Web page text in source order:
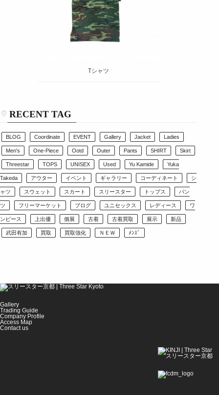
Tシャツ
RECENT TAG
BLOG Coordinate EVENT Gallery Jacket Ladies
Men's One-Piece Ootd Outer Pants SHIRT Skirt
Threestar TOPS UNISEX Used Yu Kamide Yuka
Takeda アウター イベント ギャラリー コーディネート シ
ャツ スウェット スカート スリースター トップス パン
ツ フリーマーケット ブログ ユニセックス レディース ワ
ンピース 上出優 個展 古着 古着買取 展示 新品
武田有加 買取 買取強化 ＮＥＷ ﾒﾝｽﾞ
Gallery
Trading Guide
Company Profile
Access Map
Contact us